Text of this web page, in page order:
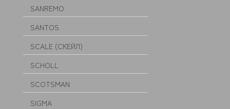
SANREMO
SANTOS
SCALE (СКЕЙЛ)
SCHOLL
SCOTSMAN
SIGMA